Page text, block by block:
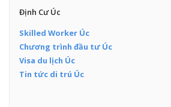
Định Cư Úc
Skilled Worker Úc
Chương trình đầu tư Úc
Visa du lịch Úc
Tin tức di trú Úc